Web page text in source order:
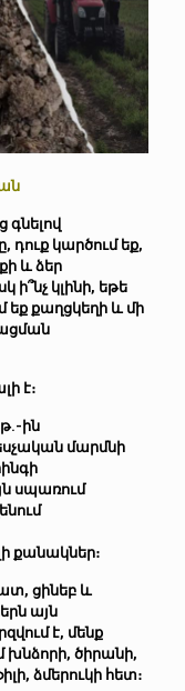
գնելով
դուք կարծում եք,
և ձեր
ի՞նչ կլինի, եթե
եք քաղցկեղի և մի
է։
ին
մարմնի
սպառում
քանակներ։
ցինեբ և
այն
է, մենք
խնձորի, ծիրանի,
ձմերուկի հետ։